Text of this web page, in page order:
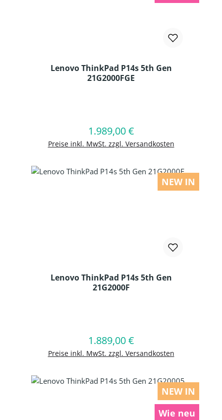
Lenovo ThinkPad P14s 5th Gen
21G2000FGE
Regulärer Preis:
1.989,00 €
Preise inkl. MwSt. zzgl. Versandkosten
In den Warenkorb
NEW IN
Lenovo ThinkPad P14s 5th Gen
21G2000F
Regulärer Preis:
1.889,00 €
Preise inkl. MwSt. zzgl. Versandkosten
In den Warenkorb
NEW IN
Wie neu